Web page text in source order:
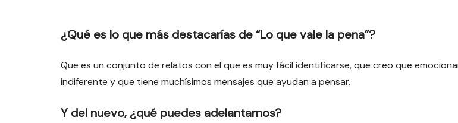
¿Qué es lo que más destacarías de “Lo que vale la pena”?
Que es un conjunto de relatos con el que es muy fácil identificarse, que creo que
indiferente y que tiene muchísimos mensajes que ayudan a pensar.
Y del nuevo, ¿qué puedes adelantarnos?